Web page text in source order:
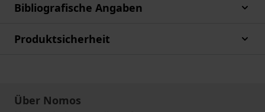
Bibliografische Angaben
Produktsicherheit
Über Nomos